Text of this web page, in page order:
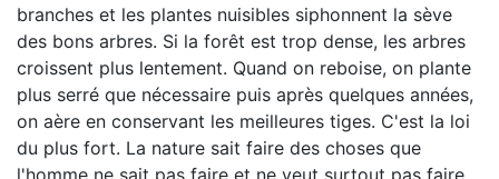
branches et les plantes nuisibles siphonnent la sève
des bons arbres. Si la forêt est trop dense, les arbres
croissent plus lentement. Quand on reboise, on plante
plus serré que nécessaire puis après quelques années,
on aère en conservant les meilleures tiges. C'est la loi
du plus fort. La nature sait faire des choses que
l'homme ne sait pas faire et ne veut surtout pas faire.